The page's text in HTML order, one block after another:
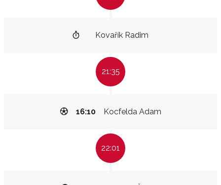
Kovařík Radim
21:35
Kocfelda Adam
16:10
22:01